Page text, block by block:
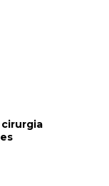
cirurgia